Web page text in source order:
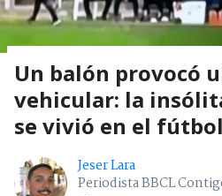
Un balón provocó
vehicular: la
se vivió en el
Jeser Lara
Periodista BBCL